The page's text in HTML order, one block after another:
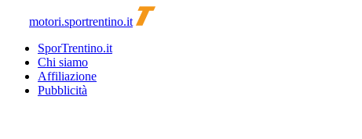
motori.sportrentino.it
SporTrentino.it
Chi siamo
Affiliazione
Pubblicità